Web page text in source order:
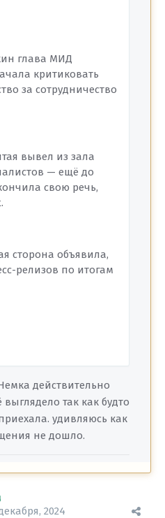
глава МИД
критиковать
за сотрудничество
вывел из зала
— ещё до
свою речь,
сторона объявила,
релизов по итогам
действительно
так как будто
удивляюсь как
не дошло.
2024